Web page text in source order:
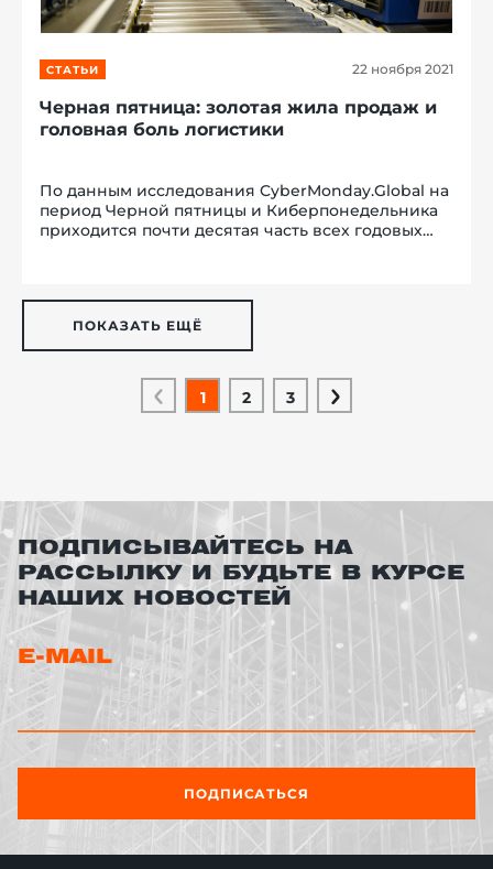
СТАТЬИ 22 ноября 2021
Черная пятница: золотая жила продаж и
головная боль логистики
По данным исследования CyberMonday.Global на
период Черной пятницы и Киберпонедельника
приходится почти десятая часть всех годовых
ПОКАЗАТЬ ЕЩЁ
1 2 3
ПОДПИСЫВАЙТЕСЬ НА
РАССЫЛКУ И БУДЬТЕ В КУРСЕ
НАШИХ НОВОСТЕЙ
E-MAIL
ПОДПИСАТЬСЯ